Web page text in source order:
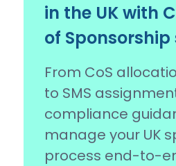
in the UK with
of
From CoS
to SMS
compliance
manage your UK
process end-to-